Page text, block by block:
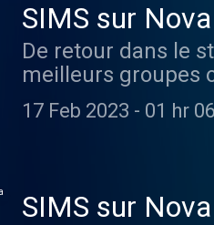
SIMS sur
De retour dans le
meilleurs groupes
festival Triple H
May Din était
17 Feb 2023 - 01 hr
SIMS sur